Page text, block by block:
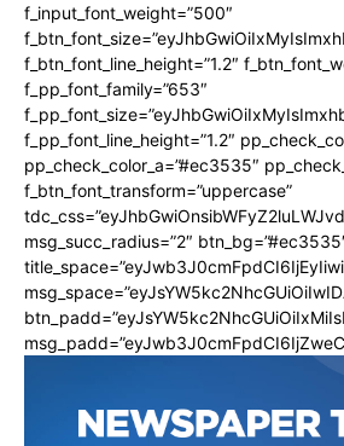
f_input_font_weight=”500″
f_btn_font_line_height=”1.2″
f_pp_font_family=”653″
f_pp_font_line_height=”1.2″
pp_check_color_a=”#ec3535″
f_btn_font_transform=”uppercase”
msg_succ_radius=”2″